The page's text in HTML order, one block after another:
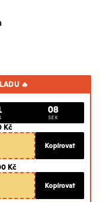
🔥
07
SEK
Kč
Kopírovat
Kč
Kopírovat